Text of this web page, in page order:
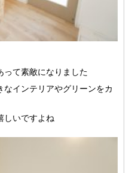
って素敵になりました
インテリアやグリーンをカ
しいですよね